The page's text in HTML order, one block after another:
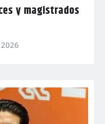
y magistrados